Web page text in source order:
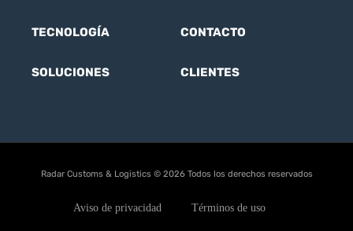
TECNOLOGÍA
SOLUCIONES
CONTACTO
CLIENTES
Radar Customs & Logistics © 2026 Todos los derechos reservados
Aviso de privacidad Términos de uso